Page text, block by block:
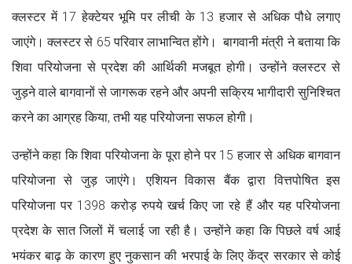
क्लस्टर में 17 हेक्टेयर भूमि पर लीची के 13 हजार से अधिक पौधे लगाए
जाएंगे। क्लस्टर से 65 परिवार लाभान्वित होंगे। बागवानी मंत्री ने बताया कि
शिवा परियोजना से प्रदेश की आर्थिकी मजबूत होगी। उन्होंने क्लस्टर से
जुड़ने वाले बागवानों से जागरूक रहने और अपनी सक्रिय भागीदारी सुनिश्चित
करने का आग्रह किया, तभी यह परियोजना सफल होगी।
उन्होंने कहा कि शिवा परियोजना के पूरा होने पर 15 हजार से अधिक बागवान
परियोजना से जुड़ जाएंगे। एशियन विकास बैंक द्वारा वित्तपोषित इस
परियोजना पर 1398 करोड़ रुपये खर्च किए जा रहे हैं और यह परियोजना
प्रदेश के सात जिलों में चलाई जा रही है। उन्होंने कहा कि पिछले वर्ष आई
भयंकर बाढ़ के कारण हुए नुकसान की भरपाई के लिए केंद्र सरकार से कोई